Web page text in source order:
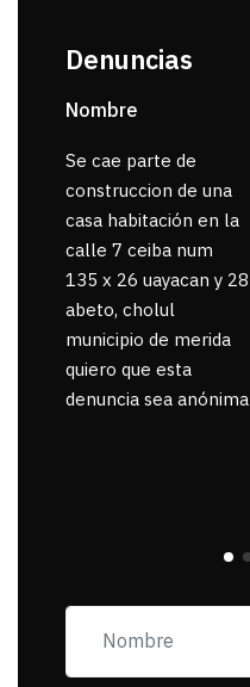
Denuncias
Nombre
Se cae parte de
construccion de una
casa habitación en la
calle 7 ceiba num
135 x 26 uayacan y 28
abeto, cholul
municipio de merida
quiero que esta
denuncia sea anónima